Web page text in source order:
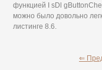
функцией I sDl
можно было довольно
листинге 8.6.
⇐